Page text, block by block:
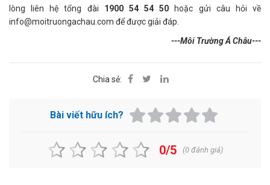
lòng liên hệ tổng đài 1900 54 54 50 hoặc gửi câu hỏi về
info@moitruongachau.com để được giải đáp.
---Môi Trường Á Châu---
Chia sẻ:
Bài viết hữu ích?
0/5 (0đánh giá)